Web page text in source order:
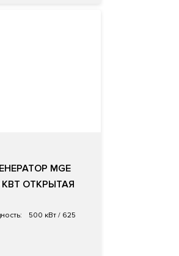
MGE
КВТ ОТКРЫТАЯ
500 кВт / 625